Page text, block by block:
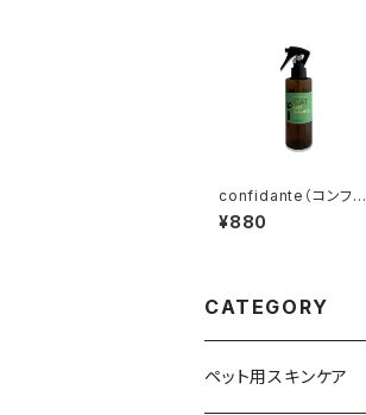
confidante（コンフィ
ダンテ） キャットミスト
シャンプー ミニ 無香
¥880
CATEGORY
ペット用スキンケア